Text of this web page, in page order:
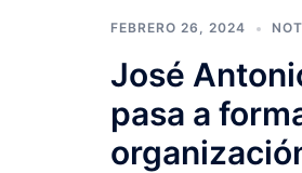
FEBRERO 26, 2024
José
pasa a